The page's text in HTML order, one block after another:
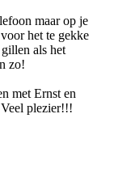
maar op je
het te gekke
als het
zo!
met Ernst en
plezier!!!